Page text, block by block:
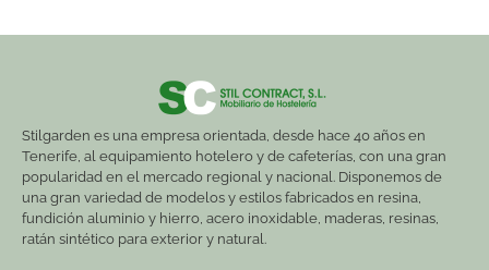
Stilgarden es una empresa orientada, desde hace 40 años en
Tenerife, al equipamiento hotelero y de cafeterías, con una gran
popularidad en el mercado regional y nacional. Disponemos de
una gran variedad de modelos y estilos fabricados en resina,
fundición aluminio y hierro, acero inoxidable, maderas, resinas,
ratán sintético para exterior y natural.